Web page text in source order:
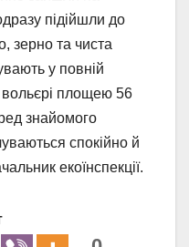
підійшли до
зерно та чиста
у повній
площею 56
знайомого
спокійно й
екоїнспекції.